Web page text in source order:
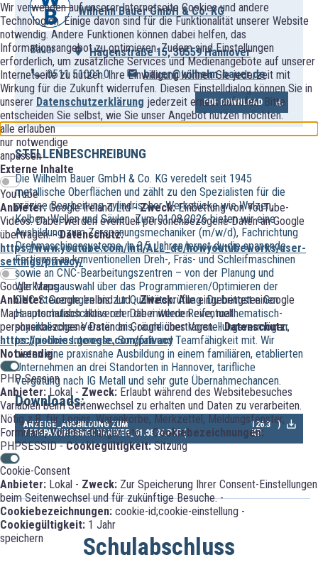
Wir verwenden auf unserer Internetseite Cookies und andere
Technologien. Einige davon sind für die Funktionalität unserer Website
notwendig. Andere Funktionen können dabei helfen, das
Informationsangebot zu optimieren. Zudem sind Einstellungen
erforderlich, um zusätzliche Services und Medienangebote auf unserer
Internetseite zu nutzen. Ihre Einwilligung können Sie jederzeit mit
Wirkung für die Zukunft widerrufen. Diesen Einstelldialog können Sie in
unserer Datenschutzerklärung jederzeit erneut aufrufen. Bitte
entscheiden Sie selbst, wie Sie unser Angebot nutzen möchten.
alle erlauben
nur notwendige
anpassen
Externe Inhalte
YouTube
Anbieter:Google Ireland Ltd -Zweck:Einbettung von YouTube-
Videos. Dabei werden eventuell personenbezogene Daten an Google
übertragen. -Datenschutz:
https://www.youtube.com/intl/ALL_de/howyoutubeworks/user-
settings/privacy/
Google Maps
Anbieter:Google Ireland Ltd -Zweck:Alle eingebetteten Google
Maps automatisch aktiveren. Dabei werden eventuell
personenbezogene Daten an Google übertragen. -Datenschutz:
https://policies.google.com/privacy
Notwendig
PHP-Session
Anbieter:Lokal - Zweck: Erlaubt während des Websitebesuches
Variablen beim Seitenwechsel zu erhalten und Daten zu verarbeiten.
Nötig z.B. für Logins, Warenkörbe, Merkzettel, Meldungsfenster,
Formulare, Voreinstellungen etc. -Cookiebezeichnungen:
PHPSESSID -Cookiegültigkeit:Sitzung
Cookie-Consent
Anbieter: Lokal - Zweck: Zur Speicherung Ihrer Consent-Einstellungen
beim Seitenwechsel und für zukünftige Besuche. -
Cookiebezeichnungen: cookie-id;cookie-einstellung -
Cookiegültigkeit: 1 Jahr
speichern
Wilhelm Bauer GmbH & Co. KG
Bauer
Hägenstraße 15, 30559 Hannover
0511 51001 0
bauer@wilhelm-bauer.de
PDF DOWNLOAD
STELLENBESCHREIBUNG
Die Wilhelm Bauer GmbH & Co. KG veredelt seit 1945
metallische Oberflächen und zählt zu den Spezialisten für die
präzise Bearbeitung zylindrischer Werkstücke wie Walzen,
Kolben, Wellen und Säulen. Zum 01.08.2026 bieten wir eine
Ausbildung zum Zerspanungsmechaniker (m/w/d), Fachrichtung
Drehmaschinensysteme. In 3,5 Jahren lernst du die spanende
Fertigung an konventionellen Dreh-, Fräs- und Schleifmaschinen
sowie an CNC-Bearbeitungszentren – von der Planung und
Werkzeugauswahl über das Programmieren/Optimieren der
CNC-Steuerungen bis zur Qualitätsprüfung. Du bringst einen
Hauptschulabschluss oder die mittlere Reife, mathematisch-
physikalisches Verständnis, räumliches Vorstellungsvermögen,
technisches Interesse, Sorgfalt und Teamfähigkeit mit. Wir
bieten eine praxisnahe Ausbildung in einem familiären, etablierten
Unternehmen an drei Standorten in Hannover, tarifliche
Vergütung nach IG Metall und sehr gute Übernahmechancen.
Downloads:
ANZEIGE_AUSBILDUNG ZUM
ZERSPANUNGSMECHANIKER_01.08.26.PDF (
126.3
KB
)
Schulabschluss